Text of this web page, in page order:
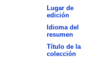
Lugar de
edición
Idioma del
resumen
Título de la
colección